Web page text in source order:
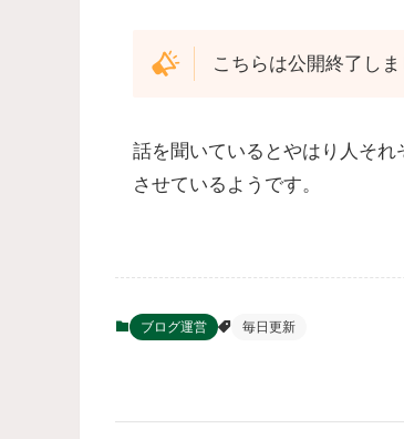
こちらは公開終了しま
話を聞いているとやはり人そ
させているようです。
ブログ運営 毎日更新